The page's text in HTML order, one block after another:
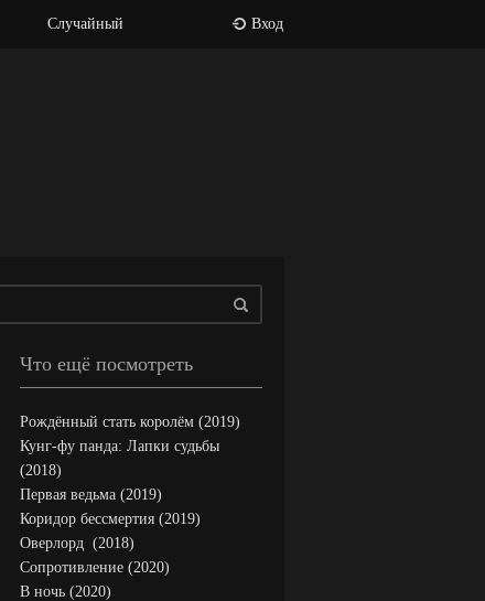
Случайный Вход
Что ещё посмотреть
Рождённый стать королём (2019)
Кунг-фу панда: Лапки судьбы
(2018)
Первая ведьма (2019)
Коридор бессмертия (2019)
Оверлорд (2018)
Сопротивление (2020)
В ночь (2020)